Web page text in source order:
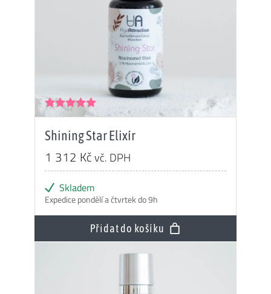
Hodnocení
Shining Star Elixír
1 312 Kčvč. DPH
Skladem
Expedice pondělí a čtvrtek do 9h
Přidat do košíku